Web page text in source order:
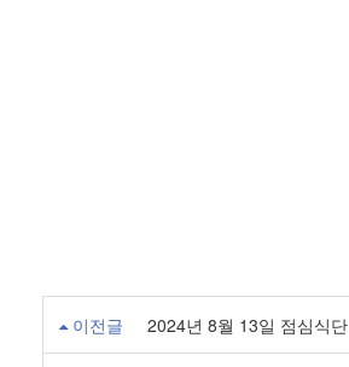
이전글 2024년 8월 13일 점심식단